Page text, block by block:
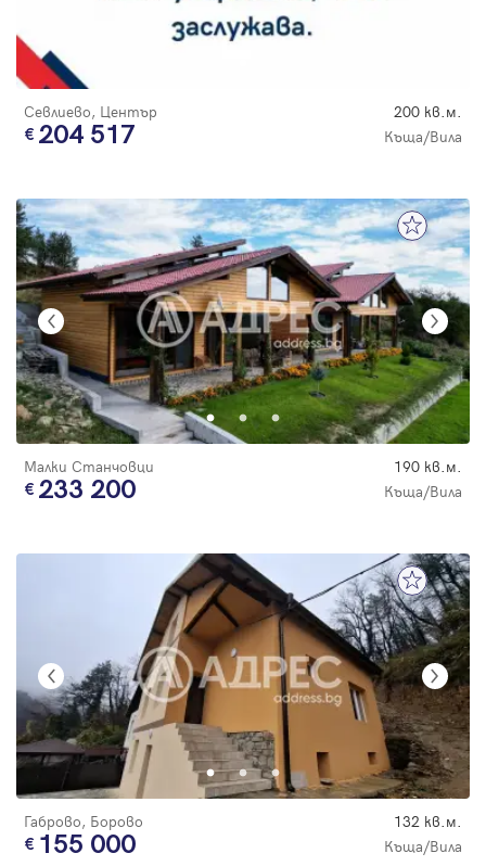
Севлиево, Център 200 кв.м.
204 517 Къща/Вила
Малки Станчовци 190 кв.м.
233 200 Къща/Вила
Габрово, Борово 132 кв.м.
155 000 Къща/Вила